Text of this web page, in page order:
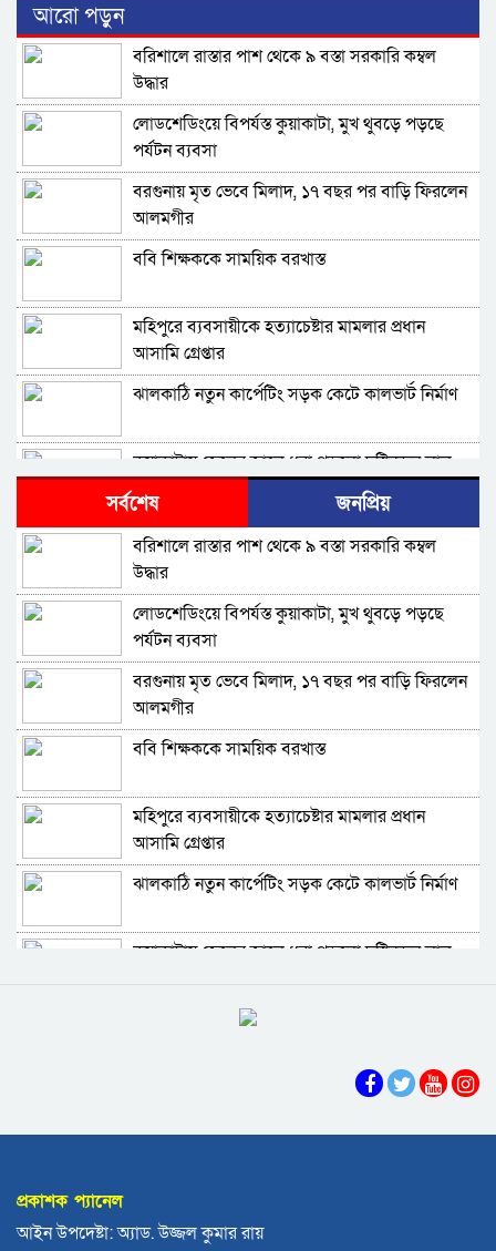
আরো পড়ুন
বরিশালে রাস্তার পাশ থেকে ৯ বস্তা সরকারি কম্বল
উদ্ধার
লোডশেডিংয়ে বিপর্যস্ত কুয়াকাটা, মুখ থুবড়ে পড়ছে
পর্যটন ব্যবসা
বরগুনায় মৃত ভেবে মিলাদ, ১৭ বছর পর বাড়ি ফিরলেন
আলমগীর
ববি শিক্ষককে সাময়িক বরখাস্ত
মহিপুরে ব্যবসায়ীকে হত্যাচেষ্টার মামলার প্রধান
আসামি গ্রেপ্তার
ঝালকাঠি নতুন কার্পেটিং সড়ক কেটে কালভার্ট নির্মাণ
কুয়াকাটায় জেলের জালে ধরা পড়লো দৃষ্টিনন্দন লাল
কোট ফিস
বরিশালে বকেয়া বেতনসহ, আট দফা দাবিতে
শ্রমিকদের সড়ক অবরোধ
বরিশালে ৬৪৭ কোটি টাকার বাজেট, স্মার্ট নগর গড়ার
অঙ্গীকার
চরফ্যাশনের ইউএনও খাল খননের ১ কোটি টাকা ফিরত
দিলেন রাষ্ট্রীয় কোষাগারে
আমতলীতে গৃহবধূকে শ্বসরোধে হত্যার অভিযোগ
ঝালকাঠিতে শ্যালকের স্ত্রীর ব্লেডের আঘাতে ননদ
জামাইয়ের গোপাঙ্গ কর্তন
বিএম কলে‌জ হো‌স্টেলঃ ছাত্রাবা‌সের ছাদের পলেস্তারা
খসে শিক্ষার্থী আহত
বরিশালে নিখোঁজের পর ডোবা থেকে বৃদ্ধের মরদেহ
দেশে একটি দায়িত্বশীল গণমাধ্যম থাকা দরকার:
বরিশালে তথ্যমন্ত্রী
সর্বশেষ জনপ্রিয়
বরিশালে রাস্তার পাশ থেকে ৯ বস্তা সরকারি কম্বল
উদ্ধার
লোডশেডিংয়ে বিপর্যস্ত কুয়াকাটা, মুখ থুবড়ে পড়ছে
পর্যটন ব্যবসা
বরগুনায় মৃত ভেবে মিলাদ, ১৭ বছর পর বাড়ি ফিরলেন
আলমগীর
ববি শিক্ষককে সাময়িক বরখাস্ত
মহিপুরে ব্যবসায়ীকে হত্যাচেষ্টার মামলার প্রধান
আসামি গ্রেপ্তার
ঝালকাঠি নতুন কার্পেটিং সড়ক কেটে কালভার্ট নির্মাণ
কুয়াকাটায় জেলের জালে ধরা পড়লো দৃষ্টিনন্দন লাল
বরিশালে বকেয়া বেতনসহ, আট দফা দাবিতে
বরিশালে ৬৪৭ কোটি টাকার বাজেট, স্মার্ট নগর গড়ার
আমতলীতে গৃহবধূকে শ্বসরোধে হত্যার অভিযোগ
প্রকাশক প্যানেল
আইন উপদেষ্টা: অ্যাড. উজ্জল কুমার রায়